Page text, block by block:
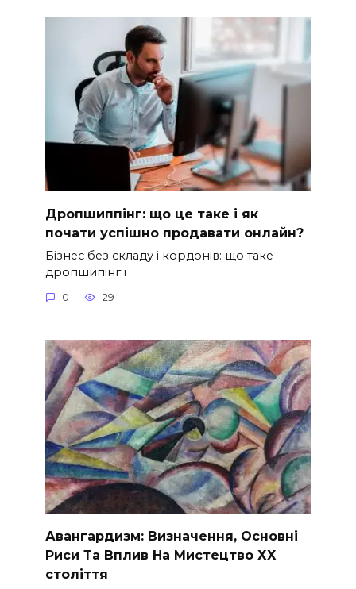
Дропшиппінг: що це таке і як
почати успішно продавати онлайн?
Бізнес без складу і кордонів: що таке
дропшипінг і
0 29
Авангардизм: Визначення, Основні
Риси Та Вплив На Мистецтво ХХ
століття